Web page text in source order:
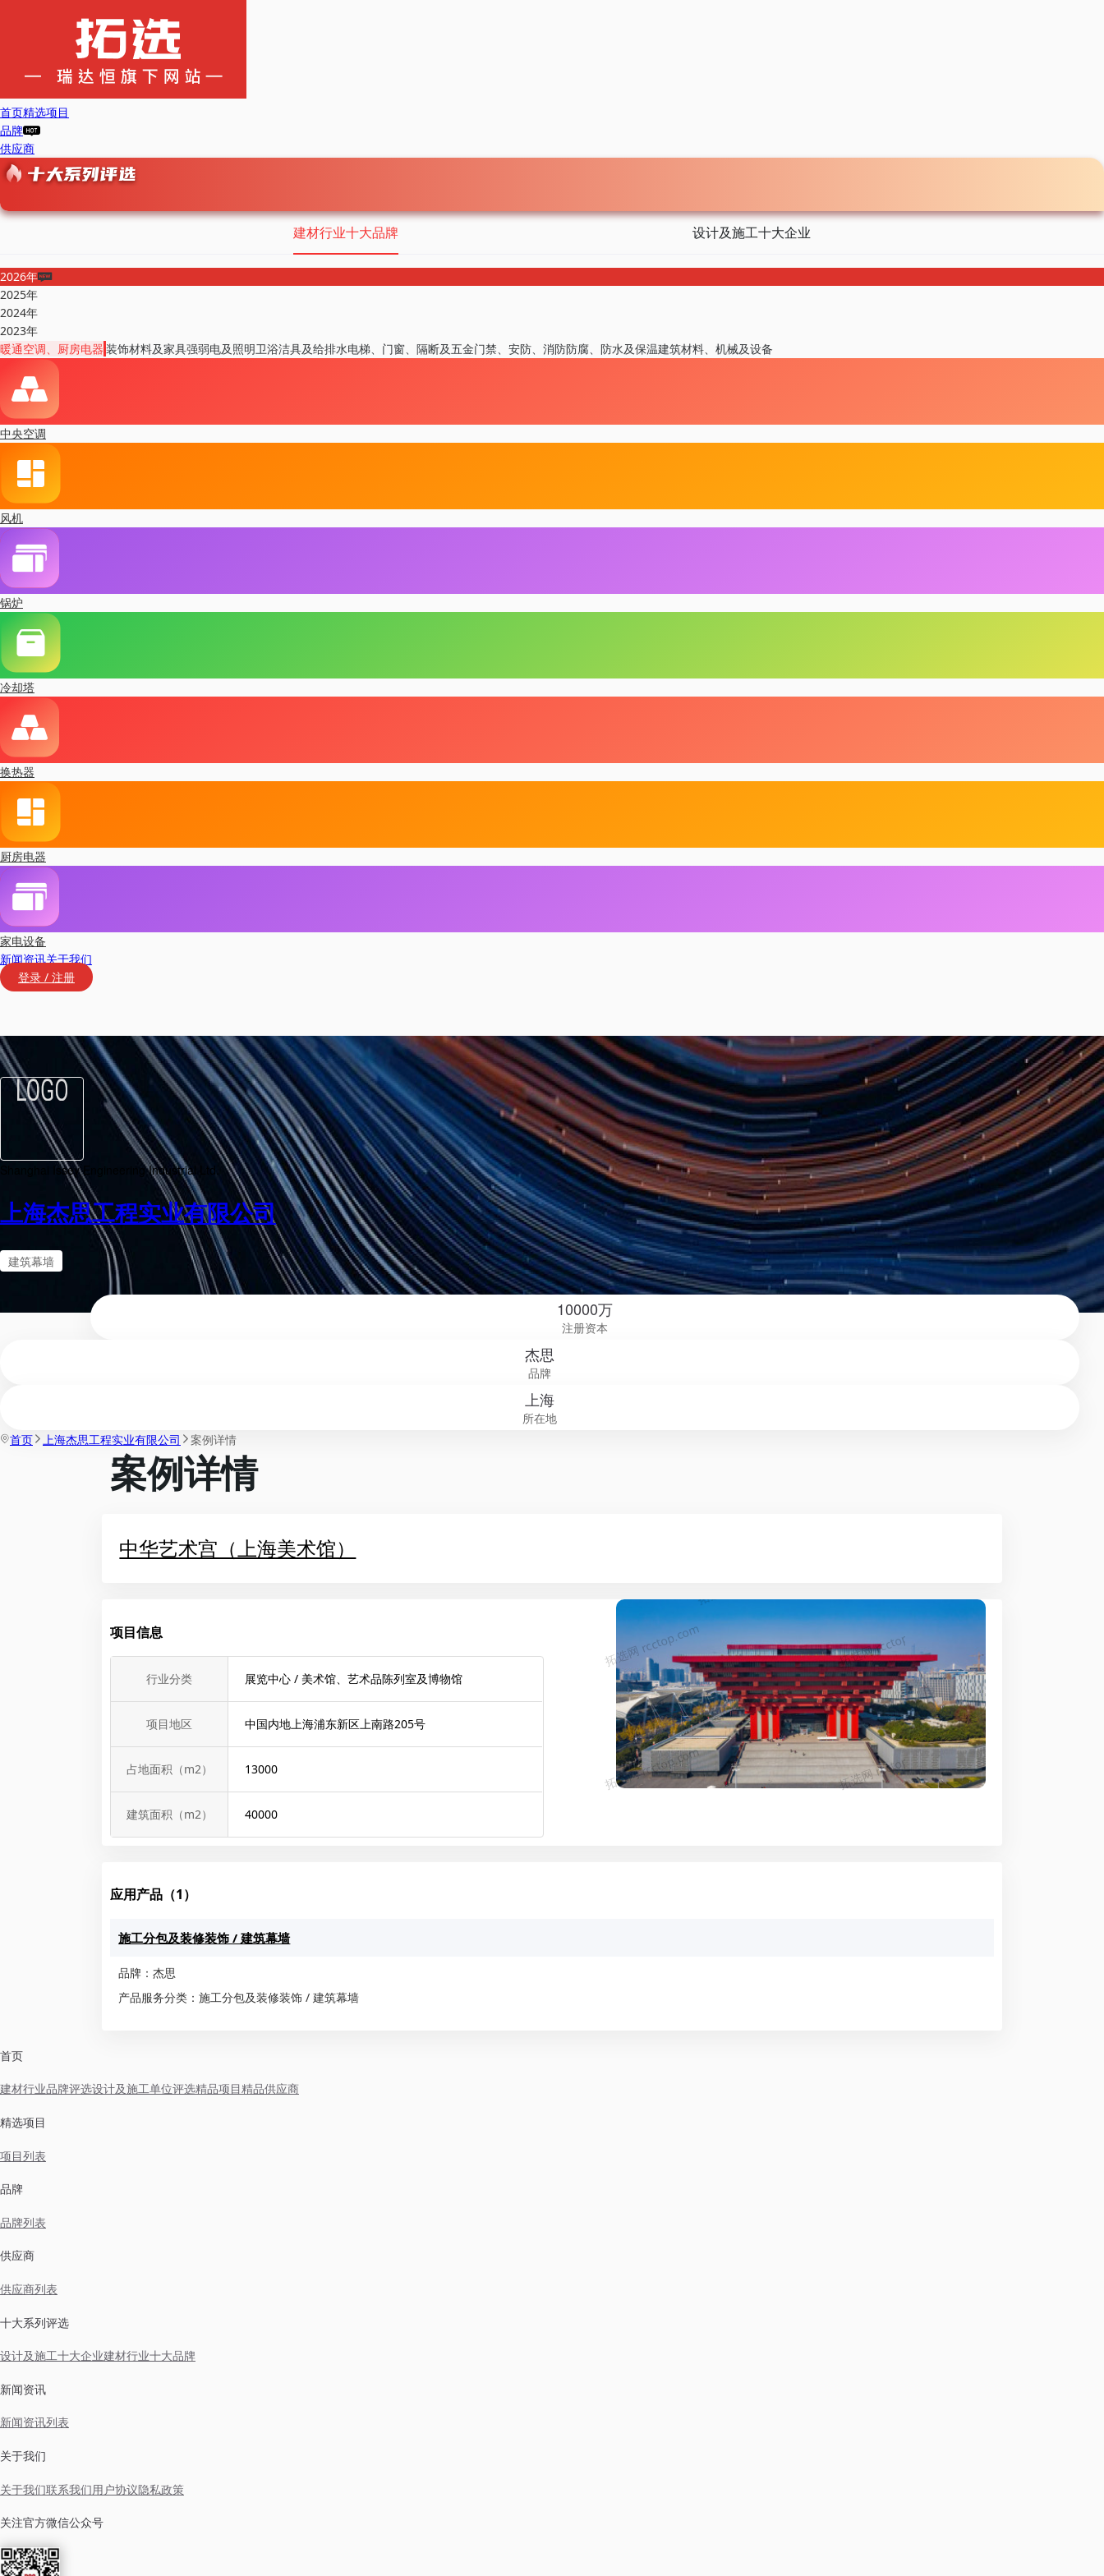
首页精选项目
品牌
供应商
建材行业十大品牌 设计及施工十大企业
2026年
2025年
2024年
2023年
暖通空调、厨房电器 装饰材料及家具强弱电及照明卫浴洁具及给排水电梯、门窗、隔断及五金门禁、安防、消防防腐、防水及保温建筑材料、机械及设备
中央空调
风机
锅炉
冷却塔
换热器
厨房电器
家电设备
新闻资讯关于我们
登录 / 注册
Shanghai Issey Engineering Industrial Ltd.
上海杰思工程实业有限公司
建筑幕墙
10000万
注册资本
杰思
品牌
上海
所在地
首页
上海杰思工程实业有限公司 案例详情
案例详情
中华艺术宫（上海美术馆）
项目信息
行业分类 展览中心 / 美术馆、艺术品陈列室及博物馆
项目地区 中国内地上海浦东新区上南路205号
占地面积（m2） 13000
建筑面积（m2） 40000
应用产品（1）
施工分包及装修装饰 / 建筑幕墙
品牌：杰思
产品服务分类：施工分包及装修装饰 / 建筑幕墙
首页
建材行业品牌评选设计及施工单位评选精品项目精品供应商
精选项目
项目列表
品牌
品牌列表
供应商
供应商列表
十大系列评选
设计及施工十大企业建材行业十大品牌
新闻资讯
新闻资讯列表
关于我们
关于我们联系我们用户协议隐私政策
关注官方微信公众号